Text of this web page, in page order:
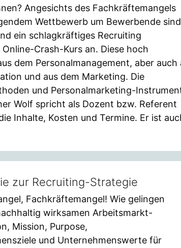
Angesichts des Fachkräftemangels
Wettbewerb um Bewerbende sind
ein schlagkräftiges Recruiting
Crash-Kurs an. Diese hoch
dem Personalmanagement, aber auch
und aus dem Marketing. Die
und Personalmarketing-
Wolf spricht als Dozent bzw. Referent
Inhalte, Kosten und Termine. Er ist
zur Recruiting-Strategie
Fachkräftemangel! Wie gelingen
wirksamen Arbeitsmarkt-
Mission, Purpose,
und Unternehmenswerte für